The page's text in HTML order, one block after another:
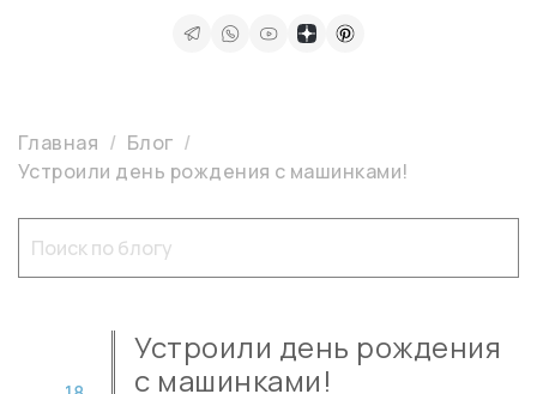
Главная
Блог
Устроили день рождения с машинками!
Устроили день рождения
с машинками!